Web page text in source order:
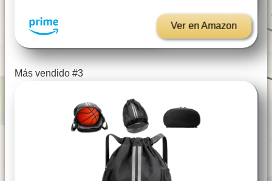
Ver en Amazon
Más vendido #3